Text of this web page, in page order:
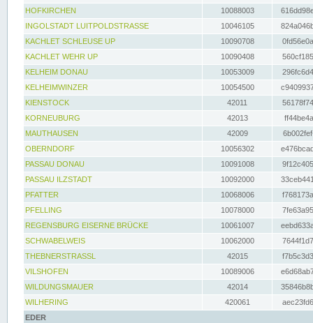
HOFKIRCHEN
10088003
INGOLSTADT LUITPOLDSTRASSE
10046105
KACHLET SCHLEUSE UP
10090708
KACHLET WEHR UP
10090408
KELHEIM DONAU
10053009
KELHEIMWINZER
10054500
KIENSTOCK
42011
KORNEUBURG
42013
MAUTHAUSEN
42009
OBERNDORF
10056302
PASSAU DONAU
10091008
PASSAU ILZSTADT
10092000
PFATTER
10068006
PFELLING
10078000
REGENSBURG EISERNE BRÜCKE
10061007
SCHWABELWEIS
10062000
THEBNERSTRASSL
42015
VILSHOFEN
10089006
WILDUNGSMAUER
42014
WILHERING
420061
EDER